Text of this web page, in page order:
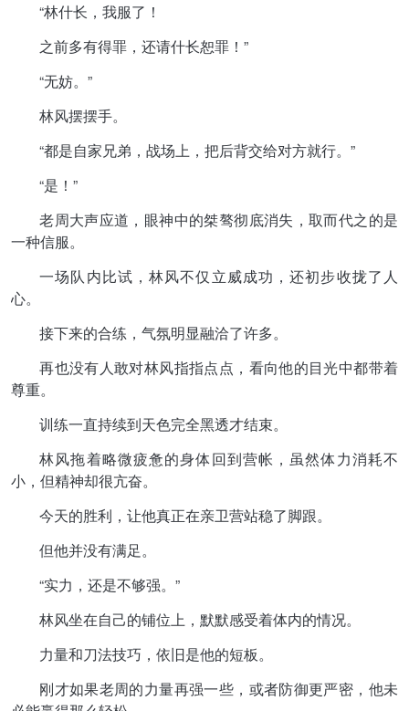
“林什长，我服了！
之前多有得罪，还请什长恕罪！”
“无妨。”
林风摆摆手。
“都是自家兄弟，战场上，把后背交给对方就行。”
“是！”
老周大声应道，眼神中的桀骜彻底消失，取而代之的是
一种信服。
一场队内比试，林风不仅立威成功，还初步收拢了人
心。
接下来的合练，气氛明显融洽了许多。
再也没有人敢对林风指指点点，看向他的目光中都带着
尊重。
训练一直持续到天色完全黑透才结束。
林风拖着略微疲惫的身体回到营帐，虽然体力消耗不
小，但精神却很亢奋。
今天的胜利，让他真正在亲卫营站稳了脚跟。
但他并没有满足。
“实力，还是不够强。”
林风坐在自己的铺位上，默默感受着体内的情况。
力量和刀法技巧，依旧是他的短板。
刚才如果老周的力量再强一些，或者防御更严密，他未